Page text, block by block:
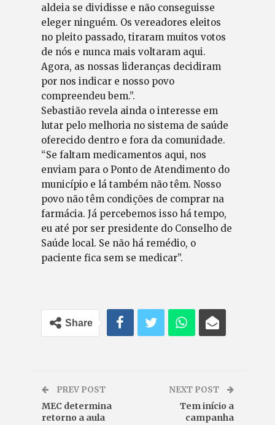
aldeia se dividisse e não conseguisse
eleger ninguém. Os vereadores eleitos
no pleito passado, tiraram muitos votos
de nós e nunca mais voltaram aqui.
Agora, as nossas lideranças decidiram
por nos indicar e nosso povo
compreendeu bem.”.
Sebastião revela ainda o interesse em
lutar pelo melhoria no sistema de saúde
oferecido dentro e fora da comunidade.
“Se faltam medicamentos aqui, nos
enviam para o Ponto de Atendimento do
município e lá também não têm. Nosso
povo não têm condições de comprar na
farmácia. Já percebemos isso há tempo,
eu até por ser presidente do Conselho de
Saúde local. Se não há remédio, o
paciente fica sem se medicar”.
Share
PREV POST
MEC determina
retorno a aula
NEXT POST
Tem início a
campanha